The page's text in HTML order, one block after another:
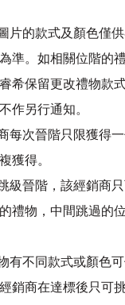
片的款式及顏色僅供
準。如相關位階的
希保留更改禮物款
作另行通知。
每次晉階只限獲得
獲得。
級晉階，該經銷商
禮物，中間跳過的
有不同款式或顏色
銷商在達標後只可